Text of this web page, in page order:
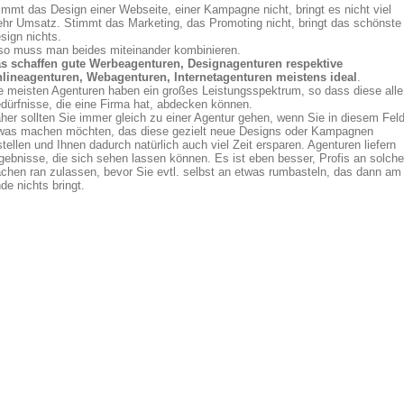
das Design einer Webseite, einer Kampagne nicht, bringt es nicht viel
Umsatz. Stimmt das Marketing, das Promoting nicht, bringt das schönste
nichts.
muss man beides miteinander kombinieren.
schaffen gute Werbeagenturen, Designagenturen respektive
Webagenturen, Internetagenturen meistens ideal .
meisten Agenturen haben ein großes Leistungsspektrum, so dass diese alle
die eine Firma hat, abdecken können.
sollten Sie immer gleich zu einer Agentur gehen, wenn Sie in diesem Feld
machen möchten, das diese gezielt neue Designs oder Kampagnen
und Ihnen dadurch natürlich auch viel Zeit ersparen. Agenturen liefern
die sich sehen lassen können. Es ist eben besser, Profis an solche
ran zulassen, bevor Sie evtl. selbst an etwas rumbasteln, das dann am
nichts bringt.